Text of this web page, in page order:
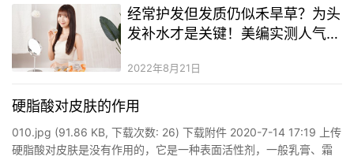
经常护发但发质仍似禾旱草？为头
发补水才是关键！美编实测人气补
2022年8月21日
硬脂酸对皮肤的作用
010.jpg (91.86 KB, 下载次数: 26) 下载附件 2020-7-14 17:19 上传
硬脂酸对皮肤是没有作用的，它是一种表面活性剂，一般乳膏、霜